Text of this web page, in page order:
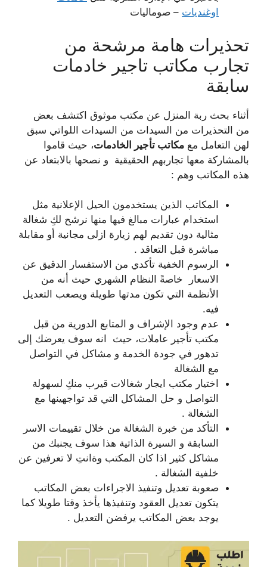
اوغنديات – صوماليات
تحذيرات هامة مرشحة من
تجارب مكاتب تاجير خادمات
سابقة
أثناء بحث ربة المنزل عن مكتب موثوق اكتشف بعض
من التحذيرات من السيدات من السيدات اللواتي سبق
لهن التعامل مع مكاتب تأجير الخادمات، حيث قاموا
بالمشاركة معها تجاربهم الحقيقية و نصحها بالابتعاد عن
هذه المكاتب وهم :
المكاتب الذين يستخدمون الحيل الإعلانية مثل
استخدام عبارات مبالغ فيها منها نرشح لكِ شغالة
مثالية دون تقديم لهم زيارة ازلى مجانية أو مقابلة
مباشرة قبل التعاقد .
الرسوم الخفية تأكدي من الاستفسار الدقيق عن
الاسعار خاصةً النظام الشهري حيث أنه من
الأنظمة التي تكون مدتها طويلة ويصعب التعديل
فيه.
عدم وجود الإشراف و المتابع الدورية من قبل
مكتب تأجير عاملات، حيث انه سوف يعرضك إلى
تدهور في جودة الخدمة و مشاكل في التواصل
مع الشغالة
اختيار مكتب ايجار شغالات قيرب منكِ لسهولة
التواصل و حل المشاكل التي قد تواجهينها مع
الشغالة .
التأكد من خبرة الشغالة من خلال تقييمات الاسر
السابقة و السيرة الذاتية هذا سوف يجنبك من
مشاكل كثير اذا كان المكتب وةانتِ لا تعرفين عن
خلفية الشغالة .
صعوبة تعديل وتنفيذ الاجراءات بعض المكاتب
يتكون تعديل العقود وتنفيذها يأخذ وقتا طويلا كما
يوجد بعض المكاتب يرفضن التعديل .